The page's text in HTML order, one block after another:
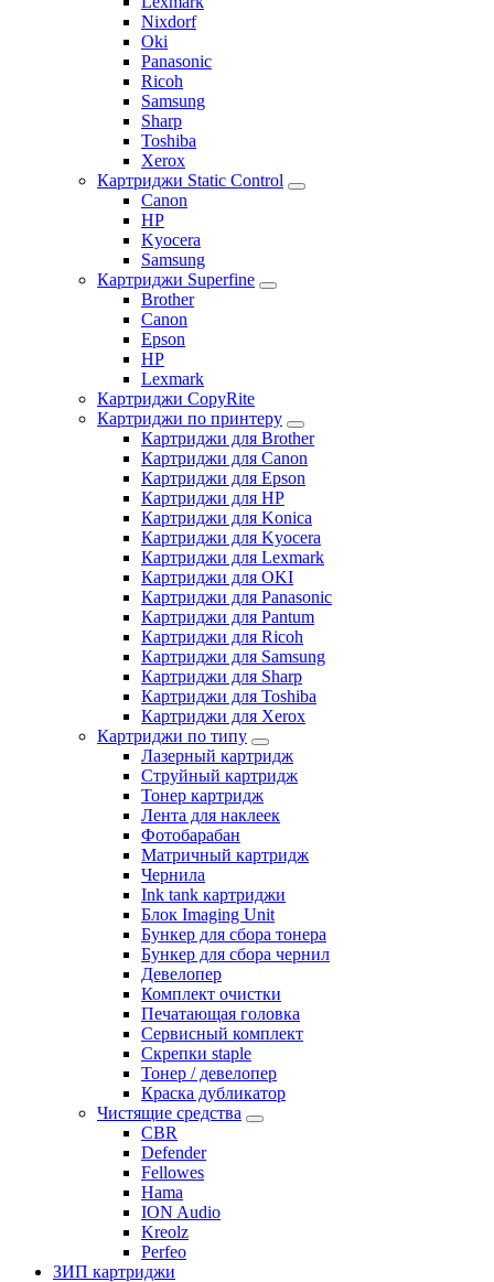
Nixdorf
Oki
Panasonic
Ricoh
Samsung
Sharp
Toshiba
Xerox
Картриджи Static Control
Canon
HP
Kyocera
Samsung
Картриджи Superfine
Brother
Canon
Epson
HP
Lexmark
Картриджи CopyRite
Картриджи по принтеру
Картриджи для Brother
Картриджи для Canon
Картриджи для Epson
Картриджи для HP
Картриджи для Konica
Картриджи для Kyocera
Картриджи для Lexmark
Картриджи для OKI
Картриджи для Panasonic
Картриджи для Pantum
Картриджи для Ricoh
Картриджи для Samsung
Картриджи для Sharp
Картриджи для Toshiba
Картриджи для Xerox
Картриджи по типу
Лазерный картридж
Струйный картридж
Тонер картридж
Лента для наклеек
Фотобарабан
Матричный картридж
Чернила
Ink tank картриджи
Блок Imaging Unit
Бункер для сбора тонера
Бункер для сбора чернил
Девелопер
Комплект очистки
Печатающая головка
Сервисный комплект
Скрепки staple
Тонер / девелопер
Краска дубликатор
Чистящие средства
CBR
Defender
Fellowes
Hama
ION Audio
Kreolz
Perfeo
ЗИП картриджи